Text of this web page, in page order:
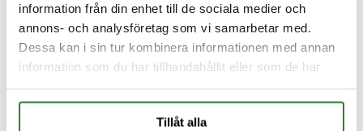
information från din enhet till de sociala medier och
annons- och analysföretag som vi samarbetar med.
Dessa kan i sin tur kombinera informationen med annan
information som du har tillhandahållit eller som de har
Tillåt alla